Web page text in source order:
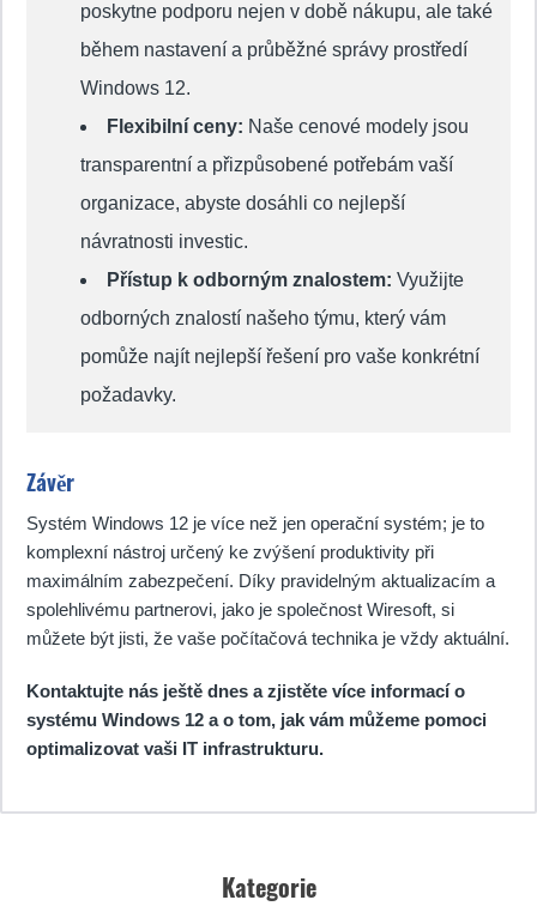
poskytne podporu nejen v době nákupu, ale také
během nastavení a průběžné správy prostředí
Windows 12.
Flexibilní ceny: Naše cenové modely jsou
transparentní a přizpůsobené potřebám vaší
organizace, abyste dosáhli co nejlepší
návratnosti investic.
Přístup k odborným znalostem: Využijte
odborných znalostí našeho týmu, který vám
pomůže najít nejlepší řešení pro vaše konkrétní
požadavky.
Závěr
Systém Windows 12 je více než jen operační systém; je to
komplexní nástroj určený ke zvýšení produktivity při
maximálním zabezpečení. Díky pravidelným aktualizacím a
spolehlivému partnerovi, jako je společnost Wiresoft, si
můžete být jisti, že vaše počítačová technika je vždy aktuální.
Kontaktujte nás ještě dnes a zjistěte více informací o
systému Windows 12 a o tom, jak vám můžeme pomoci
optimalizovat vaši IT infrastrukturu.
Kategorie